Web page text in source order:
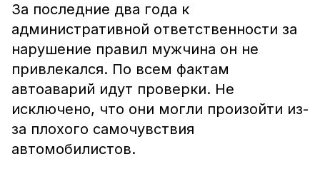
За последние два года к
административной ответственности за
нарушение правил мужчина он не
привлекался. По всем фактам
автоаварий идут проверки. Не
исключено, что они могли произойти из-
за плохого самочувствия
автомобилистов.